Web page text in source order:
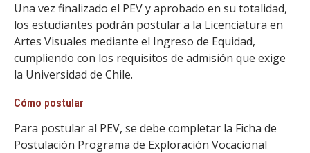
Una vez finalizado el PEV y aprobado en su totalidad,
los estudiantes podrán postular a la Licenciatura en
Artes Visuales mediante el Ingreso de Equidad,
cumpliendo con los requisitos de admisión que exige
la Universidad de Chile.
Cómo postular
Para postular al PEV, se debe completar la Ficha de
Postulación Programa de Exploración Vocacional